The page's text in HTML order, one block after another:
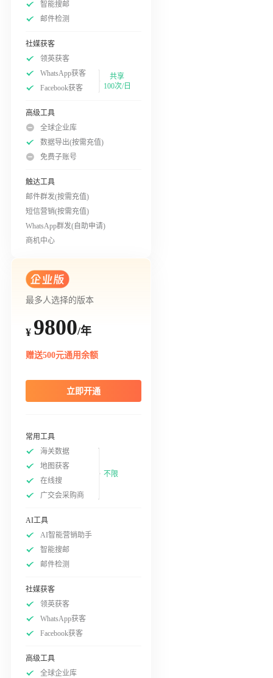
智能搜邮
邮件检测
社媒获客
领英获客
WhatsApp获客
Facebook获客
共享
100次/日
高级工具
全球企业库
数据导出(按需充值)
免费子账号
触达工具
邮件群发(按需充值)
短信营销(按需充值)
WhatsApp群发(自助申请)
商机中心
最多人选择的版本
¥ 9800/年
赠送500元通用余额
立即开通
常用工具
海关数据
地图获客
在线搜
广交会采购商
不限
AI工具
AI智能营销助手
智能搜邮
邮件检测
社媒获客
领英获客
WhatsApp获客
Facebook获客
高级工具
全球企业库